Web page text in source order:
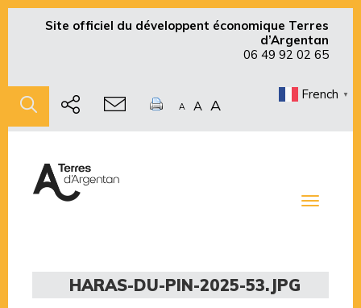
Site officiel du développent économique Terres
d’Argentan
06 49 92 02 65
A A A
French ▼
Toggle
HARAS-DU-PIN-2025-53.JPG